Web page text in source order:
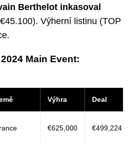
Berthelot inkasoval
Výherní listinu (TOP
Main Event:
Výhra Deal
€625,000 €499,224